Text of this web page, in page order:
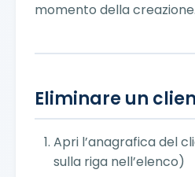
momento della creazione.
Eliminare un
Apri l’anagrafica del
sulla riga nell’elenco)